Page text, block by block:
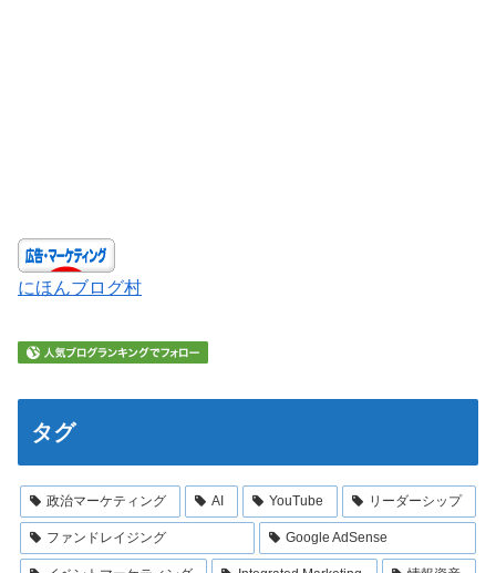
にほんブログ村
タグ
政治マーケティング AI YouTube リーダーシップ
ファンドレイジング Google AdSense